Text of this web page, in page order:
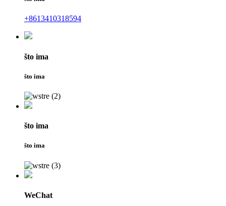
+8613410318594
što ima
što ima
što ima
što ima
WeChat